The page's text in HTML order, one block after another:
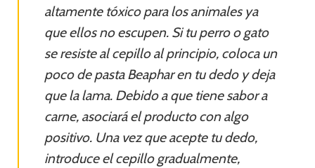
altamente tóxico para los animales ya
que ellos no escupen. Si tu perro o gato
se resiste al cepillo al principio, coloca un
poco de pasta Beaphar en tu dedo y deja
que la lama. Debido a que tiene sabor a
carne, asociará el producto con algo
positivo. Una vez que acepte tu dedo,
introduce el cepillo gradualmente,